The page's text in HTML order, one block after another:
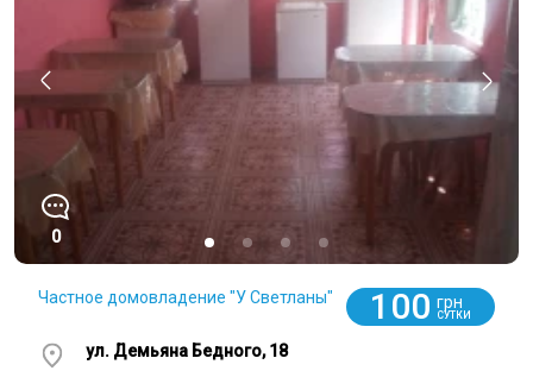
0
Частное домовладение "У Светланы" 100 грн
СУТКИ
ул. Демьяна Бедного, 18